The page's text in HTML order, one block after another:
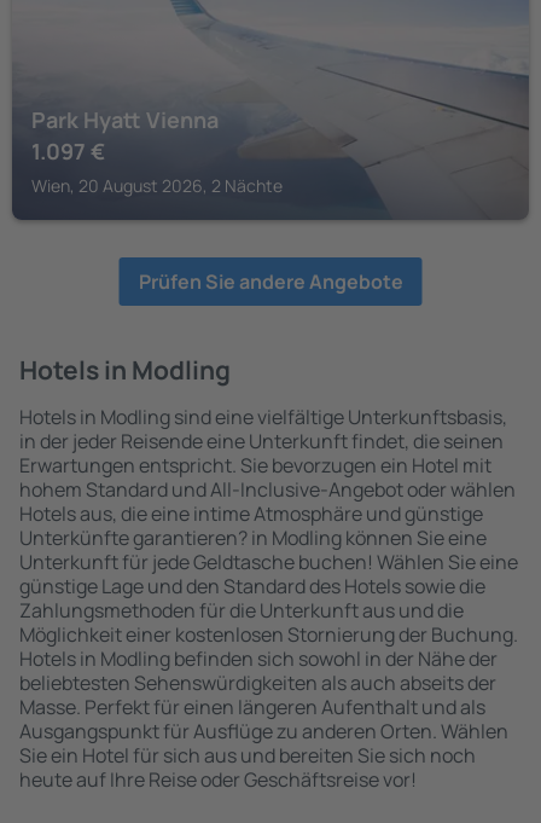
Park Hyatt Vienna
1.097 €
Wien, 20 August 2026, 2 Nächte
Prüfen Sie andere Angebote
Hotels in Modling
Hotels in Modling sind eine vielfältige Unterkunftsbasis,
in der jeder Reisende eine Unterkunft findet, die seinen
Erwartungen entspricht. Sie bevorzugen ein Hotel mit
hohem Standard und All-Inclusive-Angebot oder wählen
Hotels aus, die eine intime Atmosphäre und günstige
Unterkünfte garantieren? in Modling können Sie eine
Unterkunft für jede Geldtasche buchen! Wählen Sie eine
günstige Lage und den Standard des Hotels sowie die
Zahlungsmethoden für die Unterkunft aus und die
Möglichkeit einer kostenlosen Stornierung der Buchung.
Hotels in Modling befinden sich sowohl in der Nähe der
beliebtesten Sehenswürdigkeiten als auch abseits der
Masse. Perfekt für einen längeren Aufenthalt und als
Ausgangspunkt für Ausflüge zu anderen Orten. Wählen
Sie ein Hotel für sich aus und bereiten Sie sich noch
heute auf Ihre Reise oder Geschäftsreise vor!